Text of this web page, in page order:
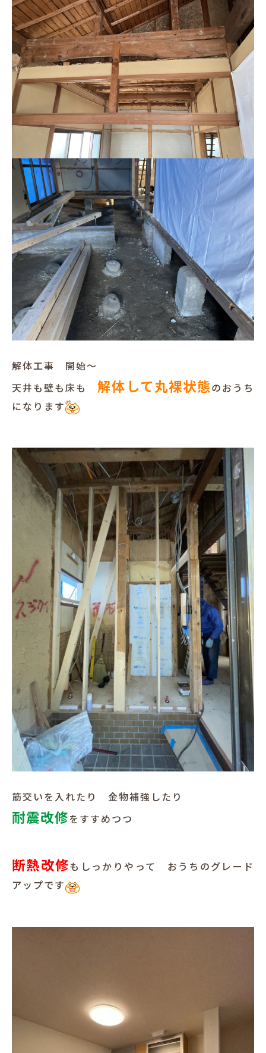
解体工事 開始～
天井も壁も床も解体して丸裸状態のおうち
になります
筋交いを入れたり 金物補強したり
耐震改修をすすめつつ
断熱改修もしっかりやって おうちのグレード
アップです